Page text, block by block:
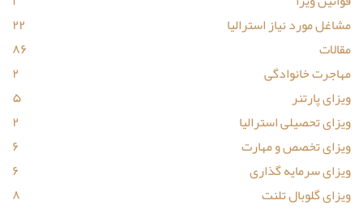
مشاغل مورد نیاز استرالیا
۲۲
مقالات
۸۶
مهاجرت خانوادگی
۲
ویزای پارتنر
۵
ویزای تحصیلی استرالیا
۲
ویزای تخصص و مهارت
۶
ویزای سرمایه گذاری
۶
ویزای گلوبال تلنت
۸